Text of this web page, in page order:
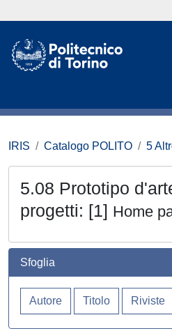
IRIS Catalogo POLITO 5
5.08 Prototipo
progetti: [1] Home
Sfoglia